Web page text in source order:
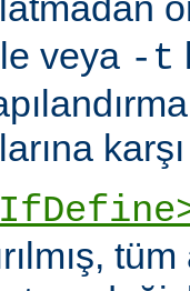
veya -t